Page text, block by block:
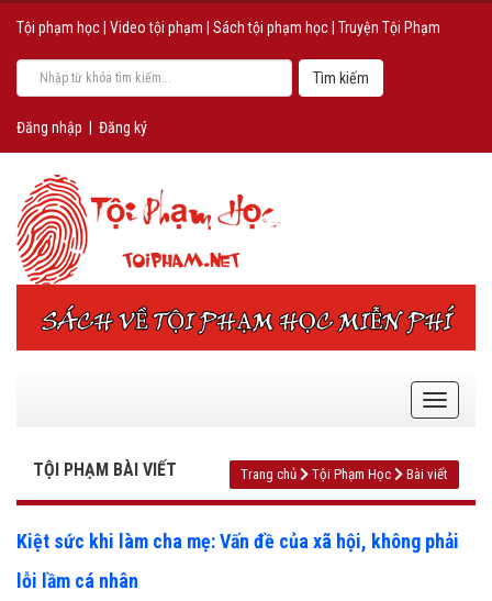
Tội phạm học Video tội phạm Sách tội phạm học Truyện Tội Phạm
Đăng nhập Đăng ký
TỘI PHẠM BÀI VIẾT Trang chủ Tội Phạm Học Bài viết
Kiệt sức khi làm cha mẹ: Vấn đề của xã hội, không phải
lỗi lầm cá nhân